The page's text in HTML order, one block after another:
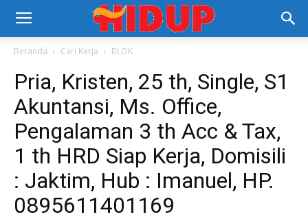
Beranda Cari Kerja BLOK
Pria, Kristen, 25 th, Single, S1
Akuntansi, Ms. Office,
Pengalaman 3 th Acc & Tax,
1 th HRD Siap Kerja, Domisili
: Jaktim, Hub : Imanuel, HP.
0895611401169